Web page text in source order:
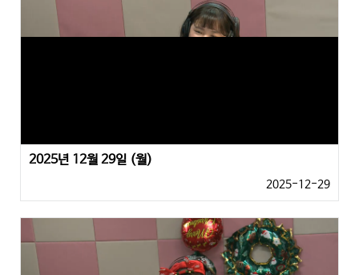
2025년 12월 29일 (월)
2025-12-29